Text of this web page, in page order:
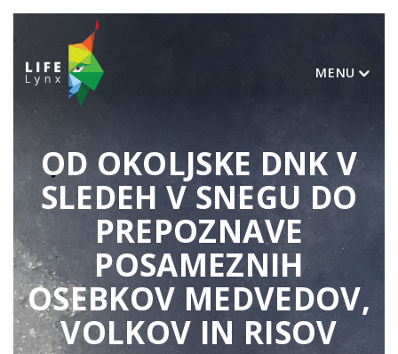
MENU
OD OKOLJSKE DNK V
SLEDEH V SNEGU DO
PREPOZNAVE
POSAMEZNIH
OSEBKOV MEDVEDOV,
VOLKOV IN RISOV